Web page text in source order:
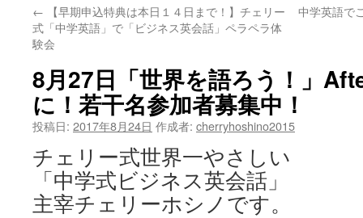
プ← 【早期申込特典は本日１４日まで！】チェリー
式「中学英語」で「ビジネス英会話」ペラペラ体
験会
中学英語で
8月27日「世界を語ろう！」
に！若干名参加者募集中！
投稿日: 2017年8月24日 作成者: cherryhoshino2015
チェリー式世界一やさしい
「中学式ビジネス英会話」
主宰チェリーホシノです。